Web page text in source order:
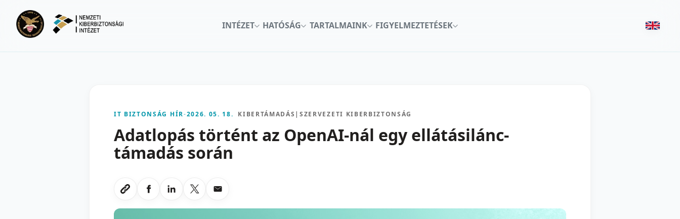
INTÉZET
HATÓSÁG TARTALMAINK FIGYELMEZTETÉSEK
IT BIZTONSÁG HÍR-2026. 05. 18. KIBERTÁMADÁS |SZERVEZETI KIBERBIZTONSÁG
Adatlopás történt az OpenAI-nál egy ellátásilánc-
támadás során
Link masolasa
Megosztas Facebookon
Megosztas LinkedInen
Megosztas X-en
Megosztas emailben